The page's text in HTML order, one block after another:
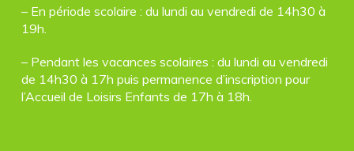
– En période scolaire : du lundi au vendredi de 14h30 à
19h.
– Pendant les vacances scolaires : du lundi au vendredi
de 14h30 à 17h puis permanence d’inscription pour
l’Accueil de Loisirs Enfants de 17h à 18h.